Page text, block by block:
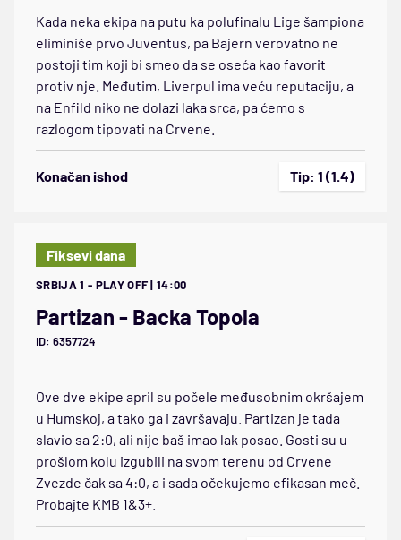
Kada neka ekipa na putu ka polufinalu Lige šampiona
eliminiše prvo Juventus, pa Bajern verovatno ne
postoji tim koji bi smeo da se oseća kao favorit
protiv nje. Međutim, Liverpul ima veću reputaciju, a
na Enfild niko ne dolazi laka srca, pa ćemo s
razlogom tipovati na Crvene.
Konačan ishod Tip: 1 (1.4)
Fiksevi dana
SRBIJA 1 - PLAY OFF | 14:00
Partizan - Backa Topola
ID: 6357724
Ove dve ekipe april su počele međusobnim okršajem
u Humskoj, a tako ga i završavaju. Partizan je tada
slavio sa 2:0, ali nije baš imao lak posao. Gosti su u
prošlom kolu izgubili na svom terenu od Crvene
Zvezde čak sa 4:0, a i sada očekujemo efikasan meč.
Probajte KMB 1&3+.